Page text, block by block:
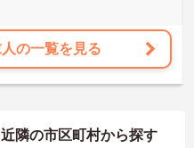
の一覧を見る
隣の市区町村から探す